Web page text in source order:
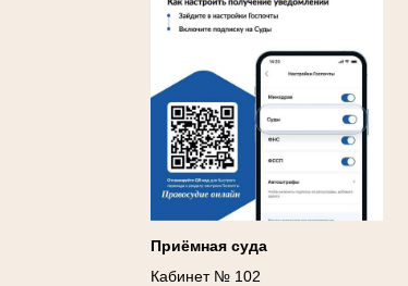
Ануприенко Иван Васильевич
Участник Великой Отечественной войны
Председатель Губкинского районного
народного суда
в период с 1965 по 1984 гг.
Приёмная суда
Кабинет № 102